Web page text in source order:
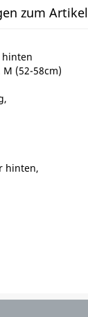
zum Artikel
(52-58cm)
hinten,